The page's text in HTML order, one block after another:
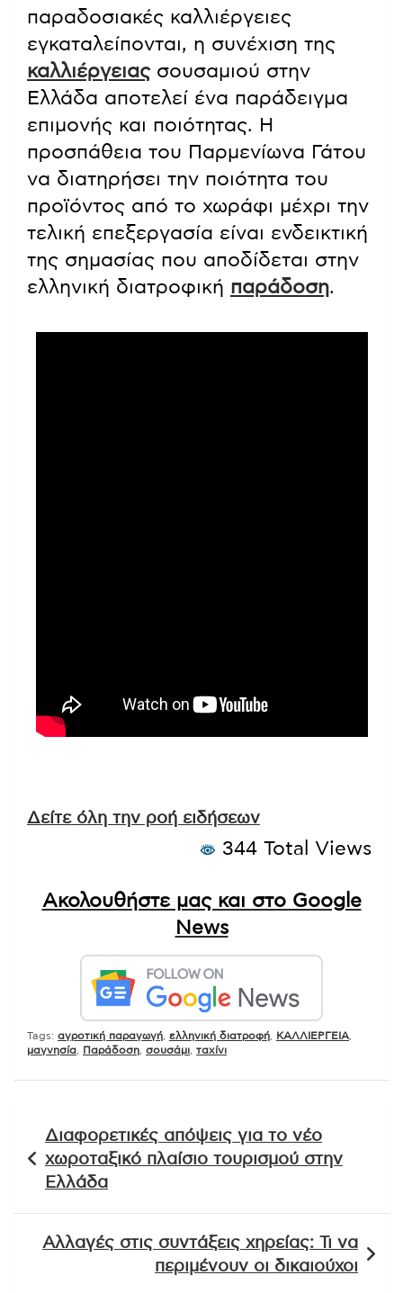
παραδοσιακές καλλιέργειες
εγκαταλείπονται, η συνέχιση της
καλλιέργειαςσουσαμιού στην
Ελλάδα αποτελεί ένα παράδειγμα
επιμονής και ποιότητας. Η
προσπάθεια του Παρμενίωνα Γάτου
να διατηρήσει την ποιότητα του
προϊόντος από το χωράφι μέχρι την
τελική επεξεργασία είναι ενδεικτική
της σημασίας που αποδίδεται στην
ελληνική διατροφική παράδοση.
Δείτε όλη την ροή ειδήσεων
344 Total Views
Ακολουθήστε μας και στο Google
News
Tags: αγροτική παραγωγή ελληνική διατροφή ΚΑΛΛΙΕΡΓΕΙΑ
μαγνησία
Παράδοση σουσάμι ταχίνι
άρθρων
Διαφορετικές απόψεις για το νέο
χωροταξικό πλαίσιο τουρισμού στην
Ελλάδα
Αλλαγές στις συντάξεις χηρείας: Τι να
περιμένουν οι δικαιούχοι